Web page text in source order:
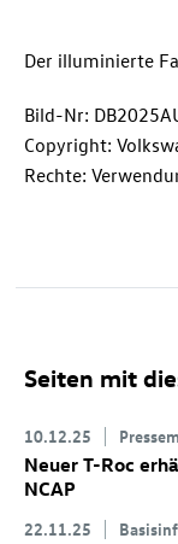
Der illuminierte
Bild-Nr:
Copyright:
Rechte:
Seiten mit
10.12.25
Neuer T-Roc
NCAP
22.11.25